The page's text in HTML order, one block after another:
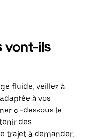
vont-ils
fluide, veillez à
à vos
ci-dessous le
des
trajet à demander.